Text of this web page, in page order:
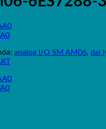
analog I/O SM AM06, dai